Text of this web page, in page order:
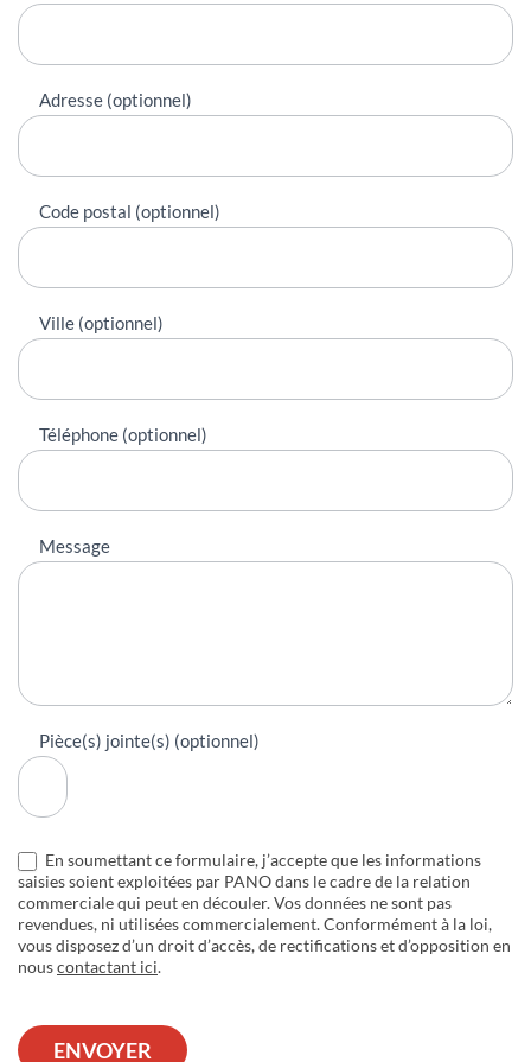
Adresse (optionnel)
Code postal (optionnel)
Ville (optionnel)
Téléphone (optionnel)
Message
Pièce(s) jointe(s) (optionnel)
En soumettant ce formulaire, j’accepte que les informations
saisies soient exploitées par PANO dans le cadre de la relation
commerciale qui peut en découler. Vos données ne sont pas
revendues, ni utilisées commercialement. Conformément à la loi,
vous disposez d’un droit d’accès, de rectifications et d’opposition en
nouscontactant ici.
ENVOYER